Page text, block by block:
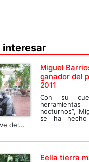
interesar
Miguel
ganador del
2011
Con su
nocturnos”,
se ha
del...
Bella tierra